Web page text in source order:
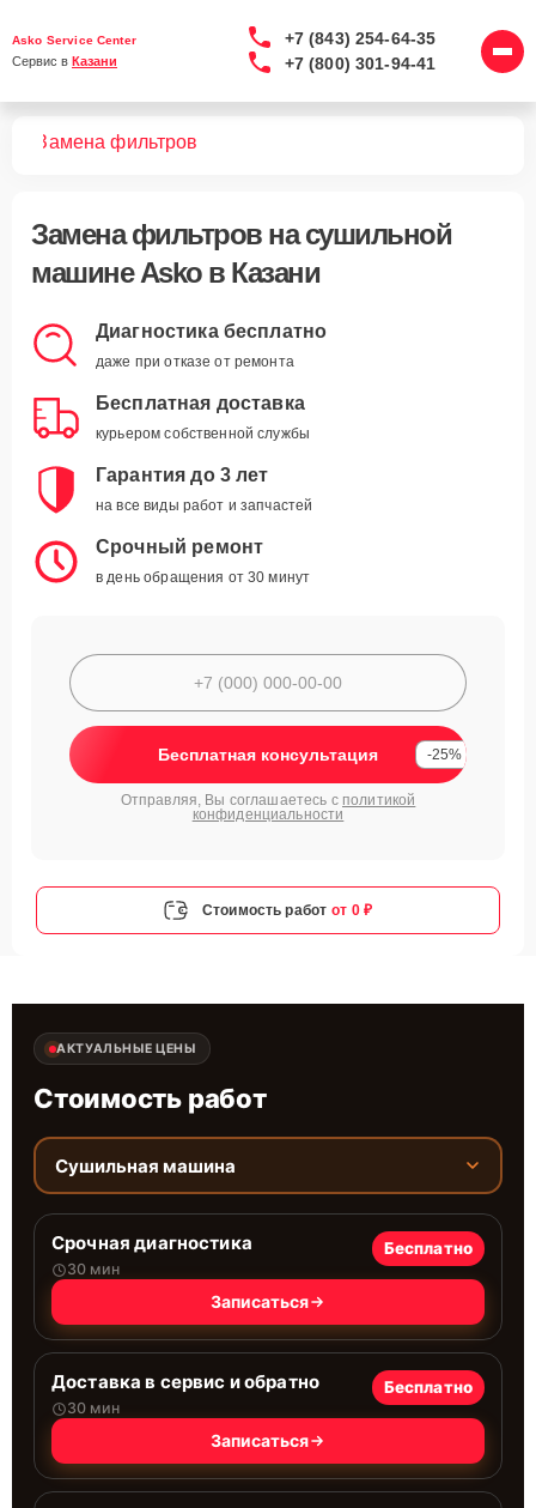
Asko Service Center
Сервис в Казани
+7 (843) 254-64-35
+7 (800) 301-94-41
Замена фильтров
Замена фильтровна сушильной
машине Asko в Казани
Диагностика бесплатно
даже при отказе от ремонта
Бесплатная доставка
курьером собственной службы
Гарантия до 3 лет
на все виды работ и запчастей
Срочный ремонт
в день обращения от 30 минут
Бесплатная консультация -25%
Отправляя, Вы соглашаетесь с политикой
конфиденциальности
Стоимость работ от 0 ₽
АКТУАЛЬНЫЕ ЦЕНЫ
Стоимость работ
Сушильная машина
Срочная диагностика
30 мин
Бесплатно
Записаться
Доставка в сервис и обратно
30 мин
Бесплатно
Записаться